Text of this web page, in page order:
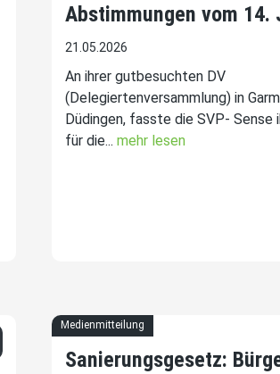
Abstimmungen vom 14.
21.05.2026
An ihrer gutbesuchten DV
(Delegiertenversammlung) in
Düdingen, fasste die SVP- Sense
für die... mehr lesen
Medienmitteilung
Sanierungsgesetz: